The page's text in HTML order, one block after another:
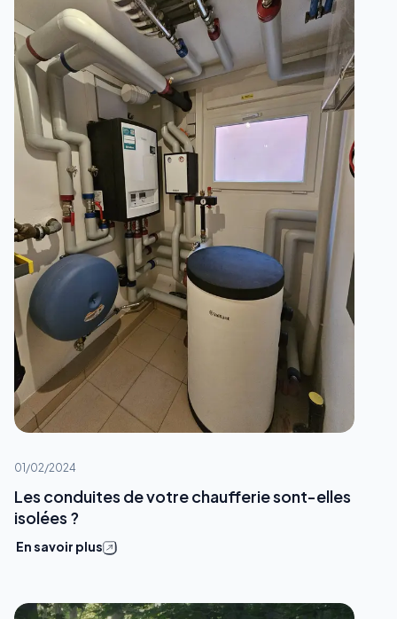
01/02/2024
Les conduites de votre chaufferie sont-elles
isolées ?
En savoir plus